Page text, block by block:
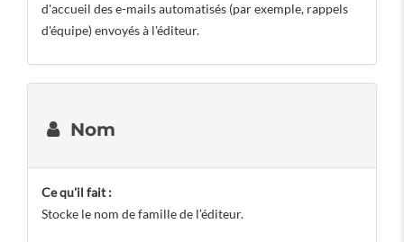
d'accueil des e-mails automatisés (par exemple, rappels
d'équipe) envoyés à l'éditeur.
Nom
Ce qu'il fait :
Stocke le nom de famille de l’éditeur.